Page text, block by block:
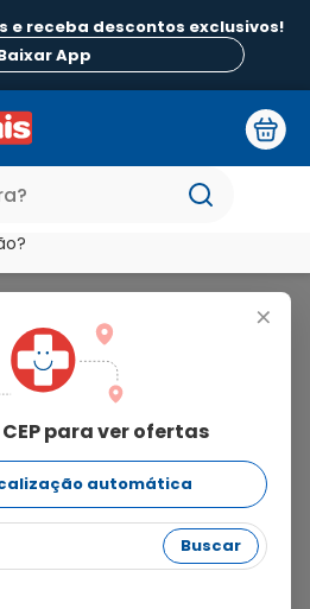
e receba descontos exclusivos!
App
+
para ver ofertas
automática
Buscar